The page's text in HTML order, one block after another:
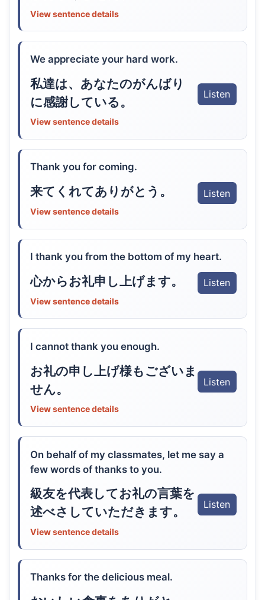
View sentence details
We appreciate your hard work.
私達は、あなたのがんばり
に感謝している。
Listen
View sentence details
Thank you for coming.
来てくれてありがとう。 Listen
View sentence details
I thank you from the bottom of my heart.
心からお礼申し上げます。 Listen
View sentence details
I cannot thank you enough.
お礼の申し上げ様もございま
せん。
Listen
View sentence details
On behalf of my classmates, let me say a
few words of thanks to you.
級友を代表してお礼の言葉を
述べさしていただきます。
Listen
View sentence details
Thanks for the delicious meal.